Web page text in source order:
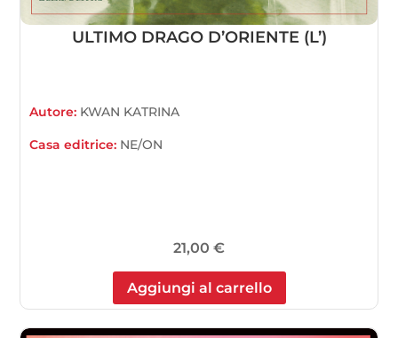
ULTIMO DRAGO D’ORIENTE (L’)
Autore: KWAN KATRINA
Casa editrice: NE/ON
21,00 €
Aggiungi al carrello